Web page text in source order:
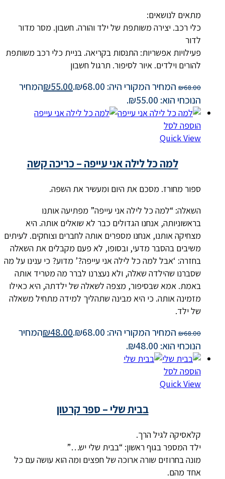
מתאים לנושאים:
כלי רכב. יצירה משותפת של ילד והורה. חשבון. מסר מדור
לדור
פעילויות אפשריות: התנסות בקריאה. בניית כלי רכב משותפת
להורים וילדים. איור לסיפור. תרגול חשבון
₪68.00 המחיר המקורי היה: ₪68.00. ₪55.00
המחיר
הנוכחי הוא: ₪55.00.
הוספה לסל
Quick View
למה כל לילה אני עייפה – כריכה קשה
ספור מחורז. מסכם את היום ומעשיר את השפה.
השאלה: “למה כל לילה אני עייפה” מפתיעה אותנו
בראשוניותה, אנחנו הגדולים כבר לא שואלים אותה. היא
מצחיקה אותנו, אנחנו מספרים אותה לחברים וצוחקים. לעיתים
משיבים בהסבר מדעי, ובסופו, לא פעם מקבלים את השאלה
בחזרה: ‘אבל למה כל לילה אני עייפה?’ מדוע? כי ענינו על מה
שסברנו שהילדה שאלה, ולא נעצרנו לברר מה מטריד אותה
באמת. אמא שבסיפור, מצפה לשאלה של ילדתה, היא כאילו
מזמינה אותה. כי היא מבינה שתהליך למידה מתחיל משאלה
של ילד.
₪68.00 המחיר המקורי היה: ₪68.00. ₪48.00
המחיר
הנוכחי הוא: ₪48.00.
הוספה לסל
Quick View
בבית שלי – ספר קרטון
קלאסיקה לגיל הרך.
ילד המספר בגוף ראשון: “בבית שלי יש…”
מונה בחרוזים שורה ארוכה של חפצים ומה הוא עושה עם כל
אחד מהם.